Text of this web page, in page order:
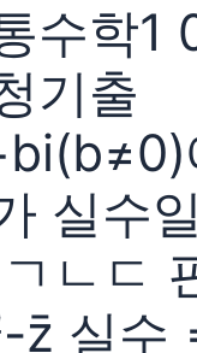
수학1
기출
실수
ㄴㄷ
z̄ 실